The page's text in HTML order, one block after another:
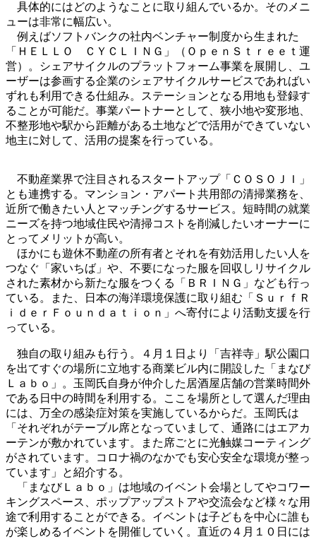
具体的にはどのようなことに取り組んでいるか。そのメニ
ューは非常に幅広い。
例えばソフトバンクの社内ベンチャー制度から生まれた
「ＨＥＬＬＯ ＣＹＣＬＩＮＧ」（ＯｐｅｎＳｔｒｅｅｔ運
営）。シェアサイクルのプラットフォーム事業を展開し、ユ
ーザーは参画する企業のシェアサイクルサービスであればい
ずれも利用できる仕組み。ステーションとなる用地も登録す
ることが可能だ。事業パートナーとして、狭小地や変形地、
不整形地や駅から距離がある土地などで活用ができていない
地主に対して、活用の提案を行っている。
不動産業界で注目されるスタートアップ「ＣＯＳＯＪＩ」
とも連携する。マンション・アパート共用部の清掃業務を、
近所で働きたい人とマッチングするサービス。短時間の就業
ニーズを持つ地域住民や清掃コストを削減したいオーナーに
とってメリットが高い。
ほかにも遊休不動産の所有者とそれを有効活用したい人を
つなぐ「家いちば」や、不要になった服を回収しリサイクル
された素材から新たな服をつくる「ＢＲＩＮＧ」なども行っ
ている。また、日本の海洋環境保護に取り組む「ＳｕｒｆＲ
ｉｄｅｒＦｏｕｎｄａｔｉｏｎ」へ寄付により活動支援を行
っている。
独自の取り組みも行う。４月１日より「吉祥寺」駅公園口
を出てすぐの場所に立地する商業ビル内に開設した「まなび
Ｌａｂｏ」。玉岡氏自身が仲介した居酒屋店舗の営業時間外
である日中の時間を利用する。ここを場所として選んだ理由
には、万全の感染症対策を実施しているからだ。玉岡氏は
「それぞれがテーブル席となっていまして、通路にはエアカ
ーテンが敷かれています。また席ごとに光触媒コーティング
がされています。コロナ禍のなかでも安心安全な環境が整っ
ています」と紹介する。
「まなびＬａｂｏ」は地域のイベント会場としてやコワー
キングスペース、ポップアップストアや交流会など様々な用
途で利用することができる。イベントは子どもを中心に誰も
が楽しめるイベントを開催していく。直近の４月１０日には